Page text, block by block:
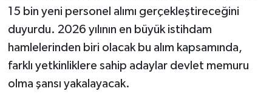
15 bin yeni personel alımı gerçekleştireceğini
duyurdu. 2026 yılının en büyük istihdam
hamlelerinden biri olacak bu alım kapsamında,
farklı yetkinliklere sahip adaylar devlet memuru
olma şansı yakalayacak.
MANŞET
Manyas
OLAY